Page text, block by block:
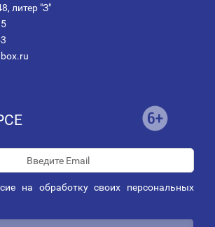
литер "З"
на обработку своих персональных